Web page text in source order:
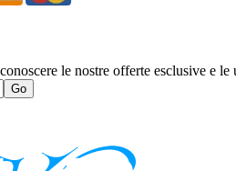
le nostre offerte esclusive e
Go